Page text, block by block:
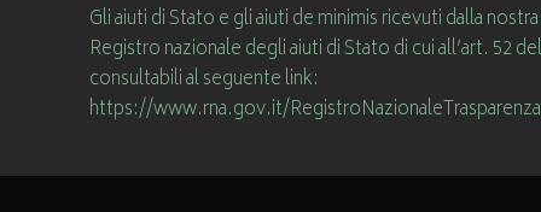
Partita IVA: 02130950120
Via V. Monti, 9 Castelletto Sopra Ticino (NO) - 28053
Tel: 0331962461 - Mail: info@polymec.it
Powered byWeb Agency Key-One